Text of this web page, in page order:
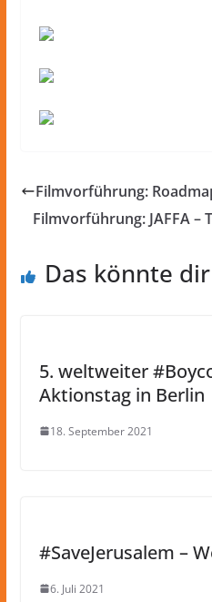
Filmvorführung:
Filmvorführung: JAFFA –
Das könnte
5. weltweiter
Aktionstag in Berlin
18. September 2021
#SaveJerusalem –
6. Juli 2021